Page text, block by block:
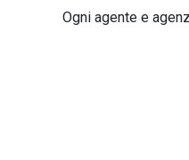
Ogni agente e